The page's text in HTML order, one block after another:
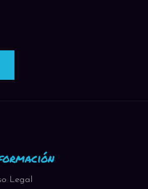
Legal